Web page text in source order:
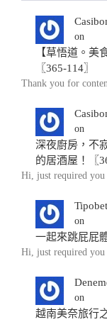
on
【草悟道。美
〖365-114〗
Thank you for
on
深夜廚房，不
的居酒屋！〖
Hi, just required
Tipobet
on
一起來跳屁屁
Hi, just required
on
越南美奈旅行